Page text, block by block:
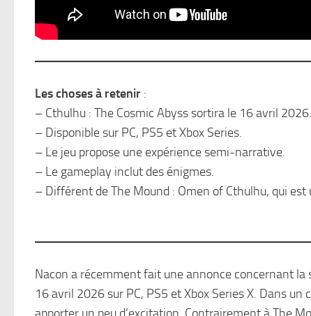
Les choses à retenir :
– Cthulhu : The Cosmic Abyss sortira le 16 avril 2026.
– Disponible sur PC, PS5 et Xbox Series.
– Le jeu propose une expérience semi-narrative.
– Le gameplay inclut des énigmes.
– Différent de The Mound : Omen of Cthulhu, qui est
Nacon a récemment fait une annonce concernant la
16 avril 2026 sur PC, PS5 et Xbox Series X. Dans
apporter un peu d’excitation. Contrairement à The